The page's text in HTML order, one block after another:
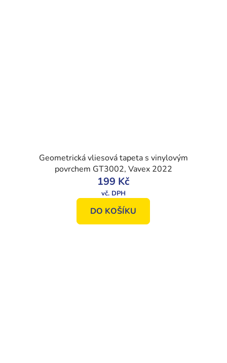
Geometrická vliesová tapeta s vinylovým
povrchem GT3002, Vavex 2022
199 Kč
DO KOŠÍKU